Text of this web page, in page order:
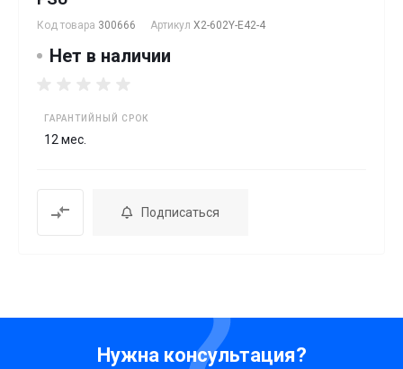
Код товара 300666 Артикул X2-602Y-E42-4
Нет в наличии
ГАРАНТИЙНЫЙ СРОК
12 мес.
Подписаться
Нужна консультация?